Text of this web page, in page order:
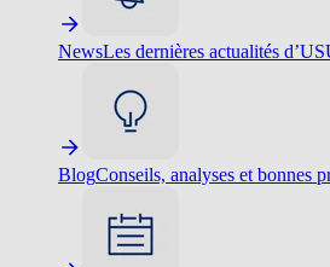
NewsLes dernières actualités
BlogConseils, analyses et bonnes